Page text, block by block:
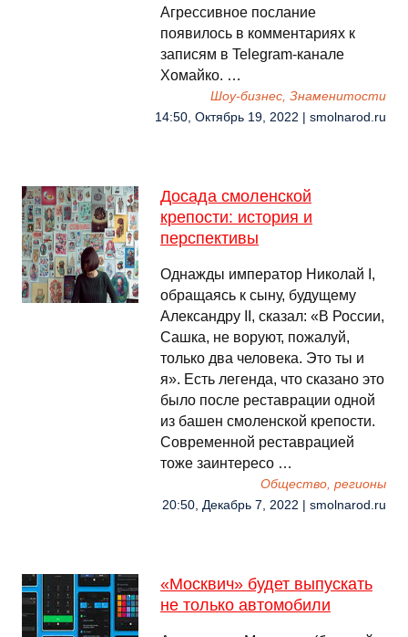
Агрессивное послание
появилось в комментариях к
записям в Telegram-канале
Хомайко. …
Шоу-бизнес, Знаменитости
14:50, Октябрь 19, 2022 | smolnarod.ru
Досада смоленской
крепости: история и
перспективы
Однажды император Николай I,
обращаясь к сыну, будущему
Александру II, сказал: «В России,
Сашка, не воруют, пожалуй,
только два человека. Это ты и
я». Есть легенда, что сказано это
было после реставрации одной
из башен смоленской крепости.
Современной реставрацией
тоже заинтересо …
Общество, регионы
20:50, Декабрь 7, 2022 | smolnarod.ru
«Москвич» будет выпускать
не только автомобили